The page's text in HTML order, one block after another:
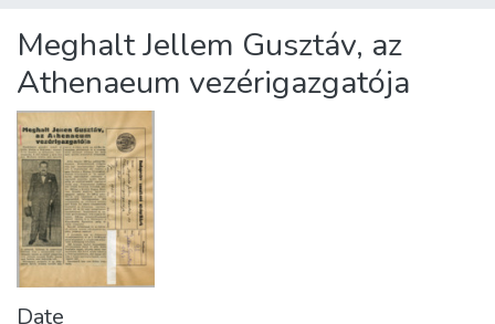
About us
Meghalt Jellem Gusztáv, az
Athenaeum vezérigazgatója
Date